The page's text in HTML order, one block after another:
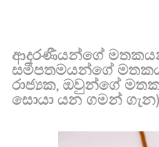
ආදරණීයන්ගේ
සමීපතමයන්ගේ
රාජ්‍යක, ඔවුන්ගේ
සොයා යන ගමන් ගැන)